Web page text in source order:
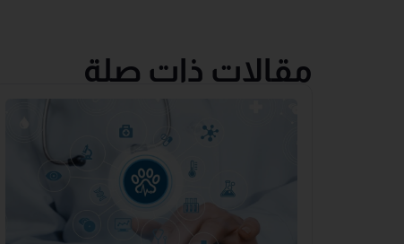
مقالات ذات صلة